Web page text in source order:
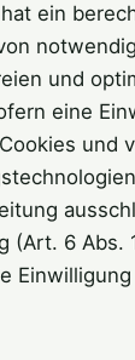
ein
und
eine
und
(Art. 6 Abs.